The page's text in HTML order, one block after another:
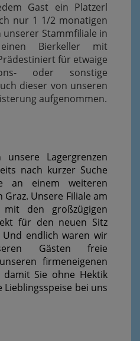
Gast ein Platzerl
nur 1 1/2 monatigen
Stammfiliale in
Bierkeller mit
für etwaige
oder sonstige
dieser von unseren
aufgenommen.
Lagergrenzen
nach kurzer Suche
an einem weiteren
Unsere Filiale am
den großzügigen
für den neuen Sitz
Und endlich waren wir
Gästen freie
firmeneigenen
damit Sie ohne Hektik
bei uns